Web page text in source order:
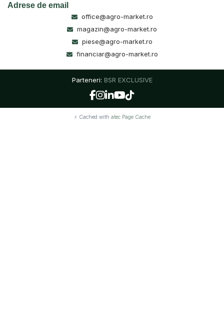
Adrese de email
office@agro-market.ro
magazin@agro-market.ro
piese@agro-market.ro
financiar@agro-market.ro
Parteneri: BSR EXCLUSIVE
⚡ Cached with atec Page Cache